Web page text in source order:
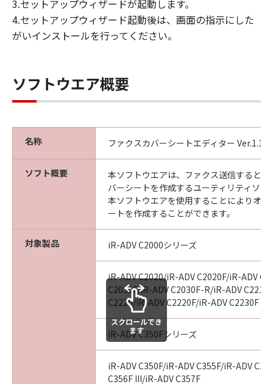
のライセンサーは、お客様による「本ソフトウ
ェア」の使用を支援すること、および「本ソフ
トウェア」に対してアップデート、バグの修正
７．保証の否認・免責
状態で使用許諾されます。キヤノン、キヤノン
のライセンサー、キヤノンの子会社、キヤノン
の関連会社、それらの販売代理店または販売店
のいずれも、「本ソフトウェア」に関して、商
品性および特定の目的への適合性の保証を含
め、いかなる保証も、明示たると黙示たるとを
問わず一切しないものとします。
(2) キヤノン、キヤノンのライセンサー、キヤノ
ンの子会社、キヤノンの関連会社、それらの販
売代理店または販売店のいずれも、「本ソフト
ウェア」の使用または使用不能から生ずるいか
なる損害（逸失利益およびその他の派生的また
は付随的な損害を含むがこれらに限定されない
全ての損害を言います。）について、適用法で
認められる限り、一切の責任を負わないものと
します。たとえ、キヤノン、キヤノンのライセ
ンサー、キヤノンの子会社、キヤノンの関連会
社、それらの販売代理店または販売店がかかる
3.セットアップウィザードが起動します。
4.セットアップウィザード起動後は、画面の指示にした
がいインストールを行ってください。
ソフトウエア概要
名称 ファクスカバーシートエディター Ver.1.10
ソフト概要
本ソフトウエアは、ファクス送信すると
バーシートを作成するユーティリティソフ
本ソフトウエアを使用することによりオ
ートを作成することができます。
対象製品 iR-ADV C2000シリーズ
iR-ADV C2020/iR-ADV C2020F/iR-ADV
C2030F/iR-ADV C2030F-R/iR-ADV
C2220/iR-ADV C2220F/iR-ADV C2230F
iR-ADV C350Fシリーズ
iR-ADV C350F/iR-ADV C355F/iR-ADV
C356F III/iR-ADV C357F
スクロールでき
ます